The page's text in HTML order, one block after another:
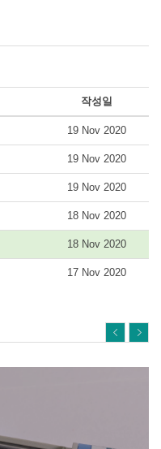
작성일
19 Nov 2020
19 Nov 2020
19 Nov 2020
18 Nov 2020
18 Nov 2020
17 Nov 2020